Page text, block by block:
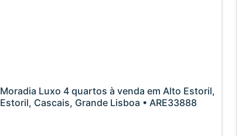
Moradia Luxo 4 quartos à venda em Alto Estoril,
Estoril, Cascais, Grande Lisboa • ARE33888